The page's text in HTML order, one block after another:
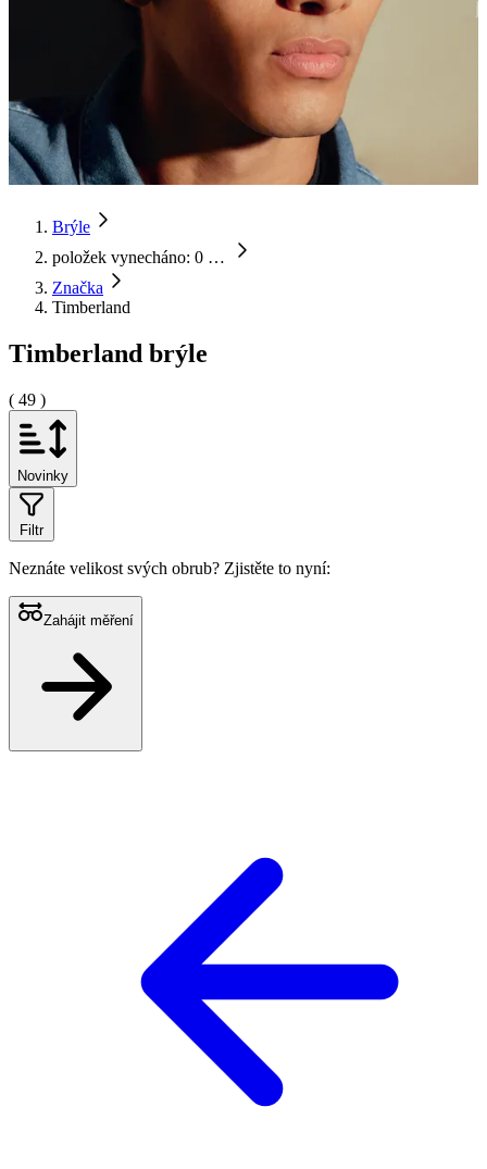
Brýle
položek vynecháno: 0 …
Značka
Timberland
Timberland brýle
( 49 )
Novinky
Filtr
Neznáte velikost svých obrub? Zjistěte to nyní:
Zahájit měření